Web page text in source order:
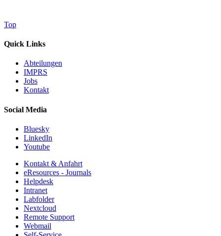
Top
Quick Links
Abteilungen
IMPRS
Jobs
Kontakt
Social Media
Bluesky
LinkedIn
Youtube
Kontakt & Anfahrt
eResources - Journals
Helpdesk
Intranet
Labfolder
Nextcloud
Remote Support
Webmail